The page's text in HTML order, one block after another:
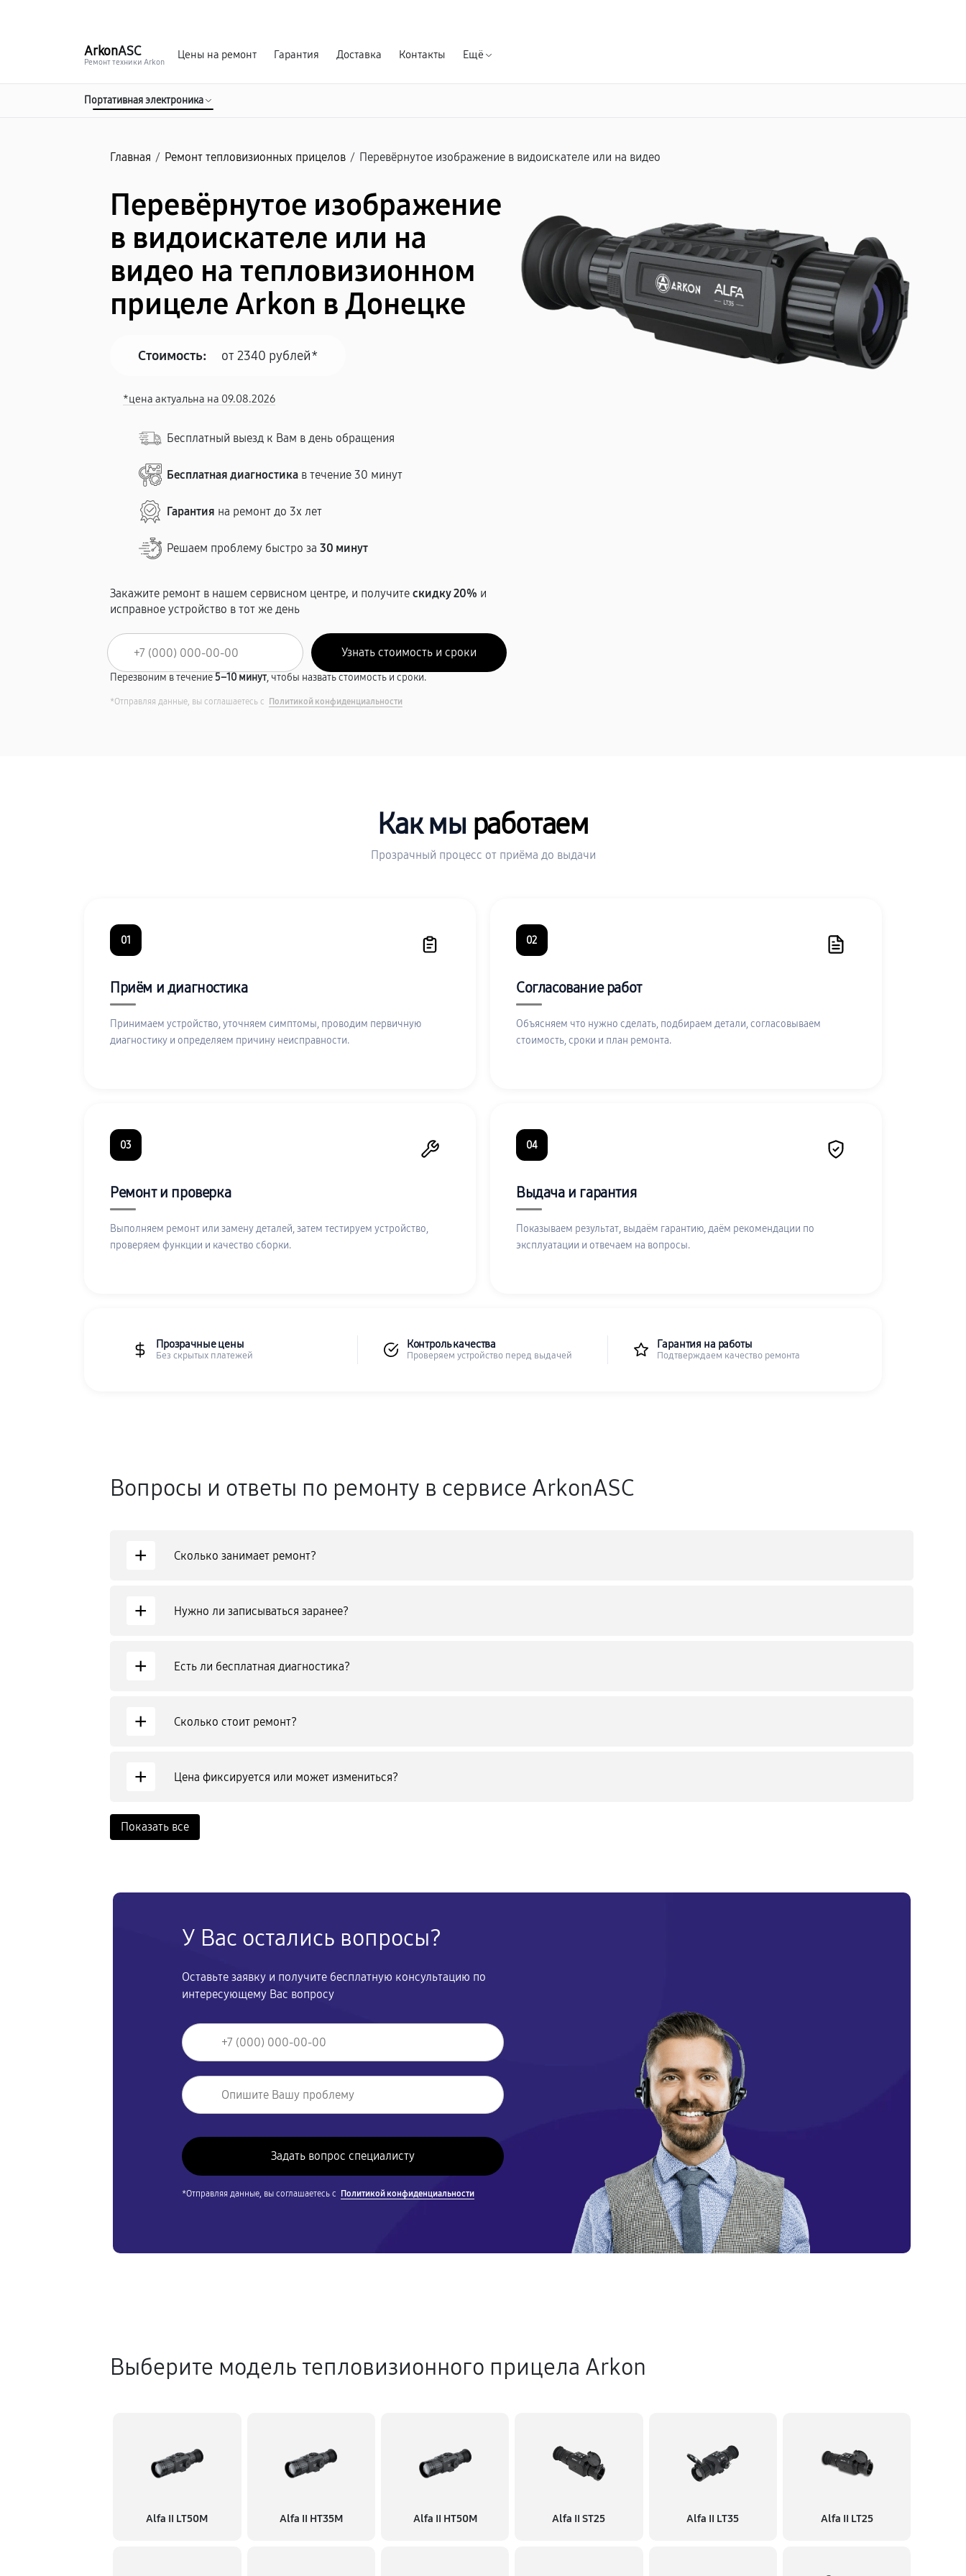
ArkonASC
Ремонт техники Arkon
Цены на ремонт Гарантия Доставка Контакты Ещё
Портативная электроника
Главная / Ремонт тепловизионных прицелов / Перевёрнутое изображение в видоискателе или на видео
Перевёрнутое изображение
в видоискателе или на
видео на тепловизионном
прицеле Arkon в Донецке
Стоимость: от 2340 рублей*
*цена актуальна на 09.08.2026
Бесплатный выезд к Вам в день обращения
Бесплатная диагностика в течение 30 минут
Гарантия на ремонт до 3х лет
Решаем проблему быстро за30 минут
Закажите ремонт в нашем сервисном центре, и получитескидку 20% и
исправное устройство в тот же день
Перезвоним в течение5–10 минут, чтобы назвать стоимость и сроки.
*Отправляя данные, вы соглашаетесь с Политикой конфиденциальности
Как мы работаем
Прозрачный процесс от приёма до выдачи
01
Приём и диагностика
Принимаем устройство, уточняем симптомы, проводим первичную
диагностику и определяем причину неисправности.
02
Согласование работ
Объясняем что нужно сделать, подбираем детали, согласовываем
стоимость, сроки и план ремонта.
03
Ремонт и проверка
Выполняем ремонт или замену деталей, затем тестируем устройство,
проверяем функции и качество сборки.
04
Выдача и гарантия
Показываем результат, выдаём гарантию, даём рекомендации по
эксплуатации и отвечаем на вопросы.
Прозрачные цены
Без скрытых платежей
Контроль качества
Проверяем устройство перед выдачей
Гарантия на работы
Подтверждаем качество ремонта
Вопросы и ответы по ремонту в сервисе ArkonASC
+ Сколько занимает ремонт?
+ Нужно ли записываться заранее?
+ Есть ли бесплатная диагностика?
+ Сколько стоит ремонт?
+ Цена фиксируется или может измениться?
Показать все
У Вас остались вопросы?
Оставьте заявку и получите бесплатную консультацию по
интересующему Вас вопросу
*Отправляя данные, вы соглашаетесь с Политикой конфиденциальности
Выберите модель тепловизионного прицела Arkon
Alfa II LT50M Alfa II HT35M Alfa II HT50M Alfa II ST25 Alfa II LT35 Alfa II LT25